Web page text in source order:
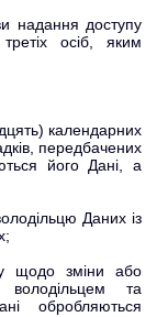
надання доступу
осіб, яким
календарних
передбачених
його Дані, а
Даних із
щодо зміни або
та
обробляються